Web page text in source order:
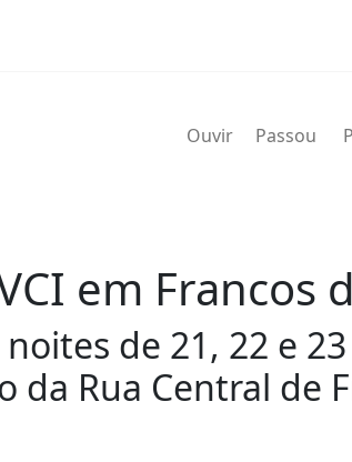
Ouvir Passou
em Francos
de 21, 22 e
Rua Central de